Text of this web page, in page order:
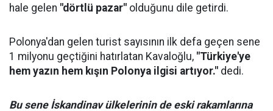
hale gelen "dörtlü pazar" olduğunu dile getirdi.
Polonya'dan gelen turist sayısının ilk defa geçen sene
1 milyonu geçtiğini hatırlatan Kavaloğlu, "Türkiye'ye
hem yazın hem kışın Polonya ilgisi artıyor." dedi.
Bu sene İskandinav ülkelerinin de eski rakamlarına